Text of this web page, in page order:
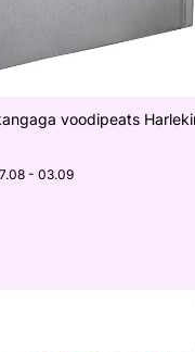
voodipeats
- 03.09